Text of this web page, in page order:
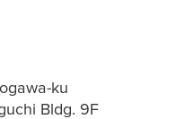
ku
Bldg. 9F